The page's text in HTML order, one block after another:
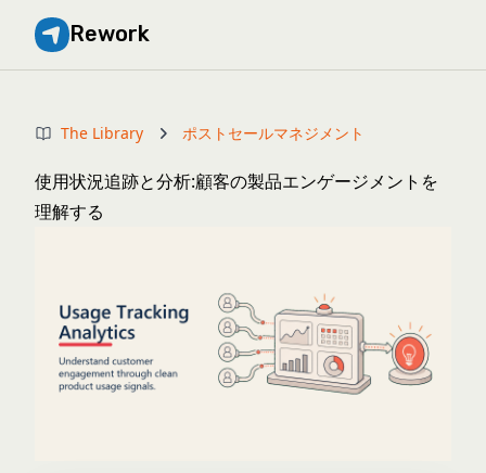
Rework
The Library ポストセールマネジメント
使用状況追跡と分析:顧客の製品エンゲージメントを
理解する